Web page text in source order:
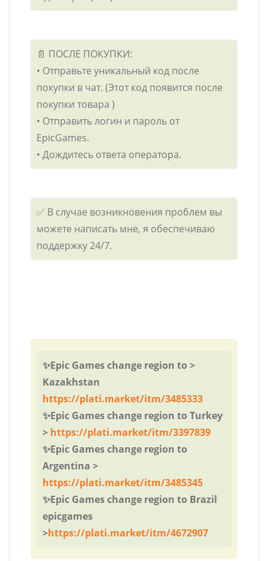
📄 ПОСЛЕ ПОКУПКИ:
• Отправьте уникальный код после
покупки в чат. (Этот код появится после
покупки товара )
• Отправить логин и пароль от
EpicGames.
• Дождитесь ответа оператора.
✅ В случае возникновения проблем вы
можете написать мне, я обеспечиваю
поддержку 24/7.
✨Epic Games change region to >
Kazakhstan
https://plati.market/itm/3485333
✨Epic Games change region to Turkey
> https://plati.market/itm/3397839
✨Epic Games change region to
Argentina >
https://plati.market/itm/3485345
✨Epic Games change region to Brazil
epicgames
>https://plati.market/itm/4672907